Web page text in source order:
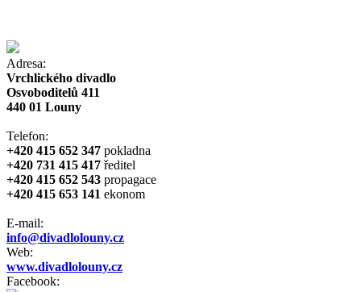
Adresa:
Vrchlického divadlo
Osvoboditelů 411
440 01 Louny
Telefon:
+420 415 652 347 pokladna
+420 731 415 417 ředitel
+420 415 652 543 propagace
+420 415 653 141 ekonom
E-mail:
info@divadlolouny.cz
Web:
www.divadlolouny.cz
Facebook: